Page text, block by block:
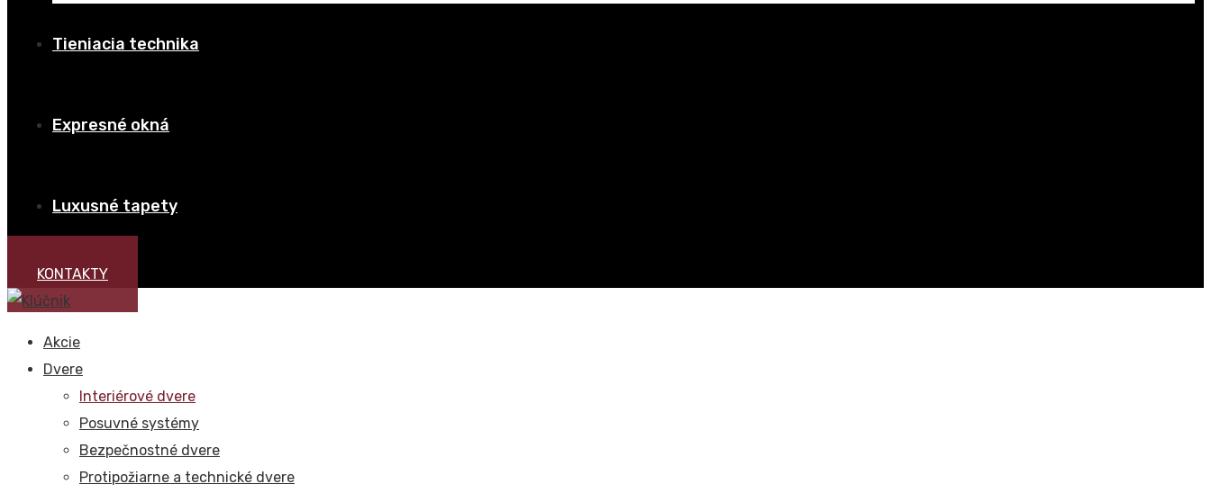
Tieniacia technika
Expresné okná
Luxusné tapety
KONTAKTY
Akcie
Dvere
Interiérové dvere
Posuvné systémy
Bezpečnostné dvere
Protipožiarne a technické dvere